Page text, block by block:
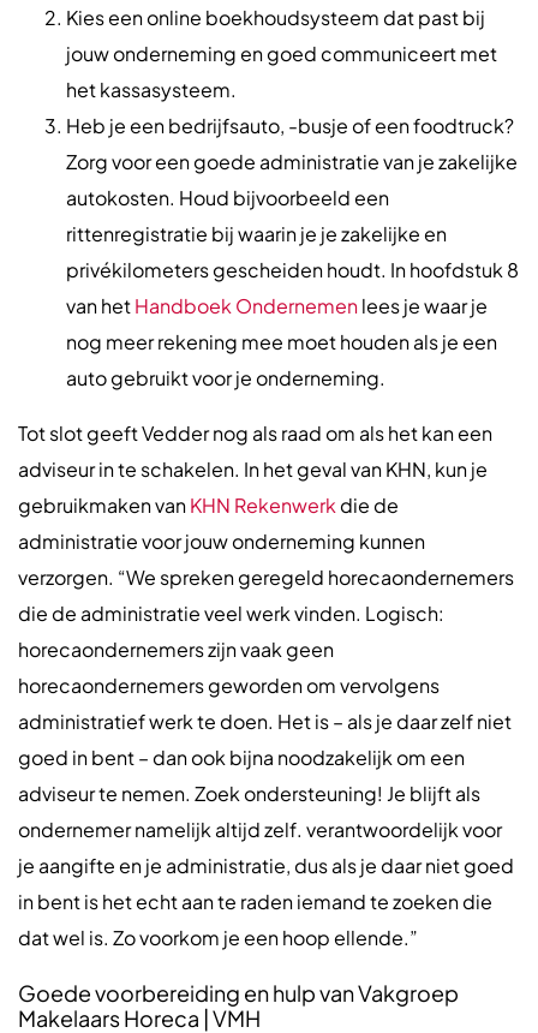
Kies een online boekhoudsysteem dat past bij
jouw onderneming en goed communiceert met
het kassasysteem.
Heb je een bedrijfsauto, -busje of een foodtruck?
Zorg voor een goede administratie van je zakelijke
autokosten. Houd bijvoorbeeld een
rittenregistratie bij waarin je je zakelijke en
privékilometers gescheiden houdt. In hoofdstuk 8
van hetHandboek Ondernemenlees je waar je
nog meer rekening mee moet houden als je een
auto gebruikt voor je onderneming.
Tot slot geeft Vedder nog als raad om als het kan een
adviseur in te schakelen. In het geval van KHN, kun je
gebruikmaken vanKHN Rekenwerk die de
administratie voor jouw onderneming kunnen
verzorgen. “We spreken geregeld horecaondernemers
die de administratie veel werk vinden. Logisch:
horecaondernemers zijn vaak geen
horecaondernemers geworden om vervolgens
administratief werk te doen. Het is – als je daar zelf niet
goed in bent – dan ook bijna noodzakelijk om een
adviseur te nemen. Zoek ondersteuning! Je blijft als
ondernemer namelijk altijd zelf. verantwoordelijk voor
je aangifte en je administratie, dus als je daar niet goed
in bent is het echt aan te raden iemand te zoeken die
dat wel is. Zo voorkom je een hoop ellende.”
Goede voorbereiding en hulp van Vakgroep
Makelaars Horeca | VMH